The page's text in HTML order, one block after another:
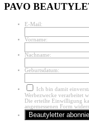
PAVO
E-Mail:
Vorname:
Nachname:
Geburtsdatum:
Ich bin damit
Werbezwecke verarbeitet
Die erteilte Einwilligung
angemessenen Form